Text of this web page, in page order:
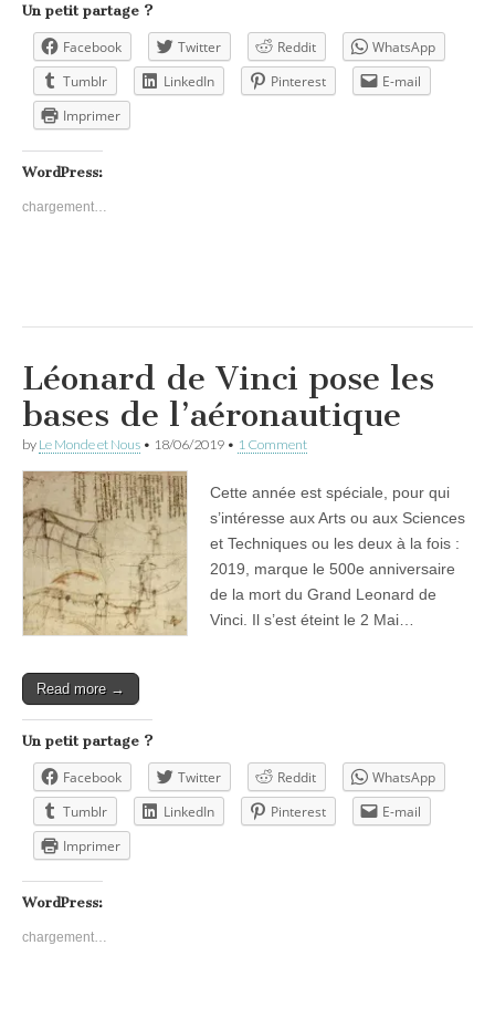
Un petit partage ?
Facebook Twitter Reddit
WhatsApp
Tumblr
LinkedIn Pinterest
E-mail
Imprimer
WordPress:
chargement…
Léonard de Vinci pose les
bases de l’aéronautique
by Le Monde et Nous • 18/06/2019 • 1 Comment
Cette année est spéciale, pour qui
s’intéresse aux Arts ou aux Sciences
et Techniques ou les deux à la fois :
2019, marque le 500e anniversaire
de la mort du Grand Leonard de
Vinci. Il s’est éteint le 2 Mai…
Read more →
Un petit partage ?
Facebook Twitter Reddit
WhatsApp
Tumblr
LinkedIn Pinterest
E-mail
Imprimer
WordPress:
chargement…